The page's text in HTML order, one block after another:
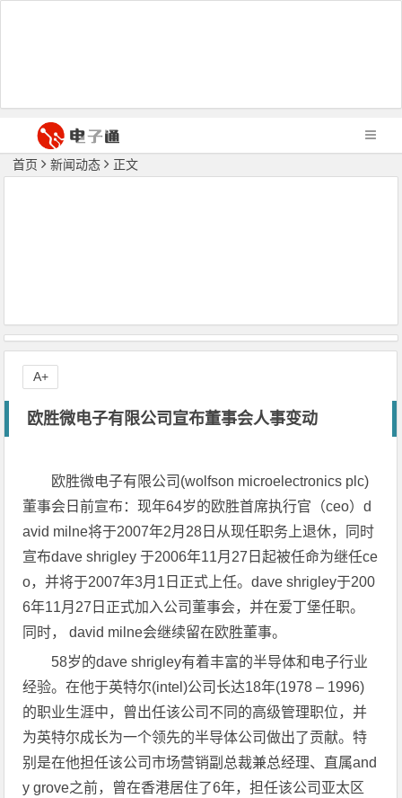
首页 新闻动态 正文
欧胜微电子有限公司宣布董事会人事变动
欧胜微电子有限公司(wolfson microelectronics plc)
董事会日前宣布：现年64岁的欧胜首席执行官（ceo）d
avid milne将于2007年2月28日从现任职务上退休，同时
宣布dave shrigley 于2006年11月27日起被任命为继任ce
o，并将于2007年3月1日正式上任。dave shrigley于200
6年11月27日正式加入公司董事会，并在爱丁堡任职。
同时， david milne会继续留在欧胜董事。
58岁的dave shrigley有着丰富的半导体和电子行业
经验。在他于英特尔(intel)公司长达18年(1978 – 1996)
的职业生涯中，曾出任该公司不同的高级管理职位，并
为英特尔成长为一个领先的半导体公司做出了贡献。特
别是在他担任该公司市场营销副总裁兼总经理、直属and
y grove之前，曾在香港居住了6年，担任该公司亚太区
A+